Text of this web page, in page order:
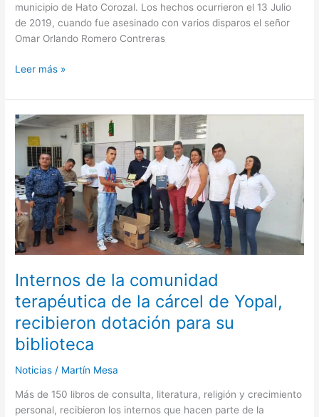
municipio de Hato Corozal. Los hechos ocurrieron el 13 Julio
de 2019, cuando fue asesinado con varios disparos el señor
Omar Orlando Romero Contreras
Leer más »
Internos de la comunidad
terapéutica de la cárcel de Yopal,
recibieron dotación para su
biblioteca
Noticias / Martín Mesa
Más de 150 libros de consulta, literatura, religión y crecimiento
personal, recibieron los internos que hacen parte de la
Internos
de
comunidad
terapéutica
de
la
cárcel
de
recibieron
dotación
para
su
biblioteca